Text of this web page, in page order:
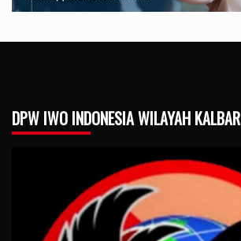
DPW IWO INDONESIA WILAYAH KALBAR